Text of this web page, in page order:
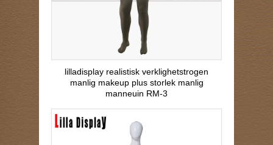
lilladisplay realistisk verklighetstrogen
manlig makeup plus storlek manlig
manneuin RM-3